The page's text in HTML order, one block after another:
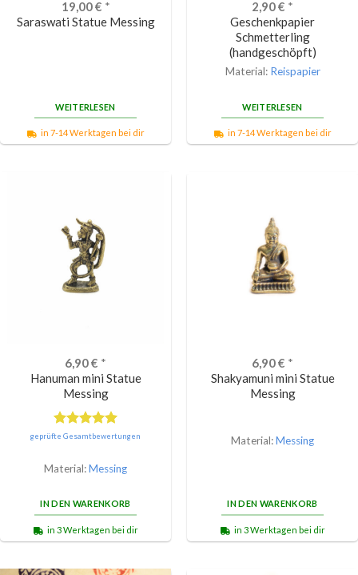
19,00€ *
Saraswati Statue Messing
WEITERLESEN
in 7-14 Werktagen bei dir
2,90€ *
Geschenkpapier
Schmetterling
(handgeschöpft)
Material: Reispapier
WEITERLESEN
in 7-14 Werktagen bei dir
6,90€ *
Hanuman mini Statue
Messing
Bewertet
von 5
geprüfte Gesamtbewertungen
Material:Messing
IN DEN WARENKORB
in 3 Werktagen bei dir
6,90€ *
Shakyamuni mini Statue
Messing
Material:Messing
IN DEN WARENKORB
in 3 Werktagen bei dir